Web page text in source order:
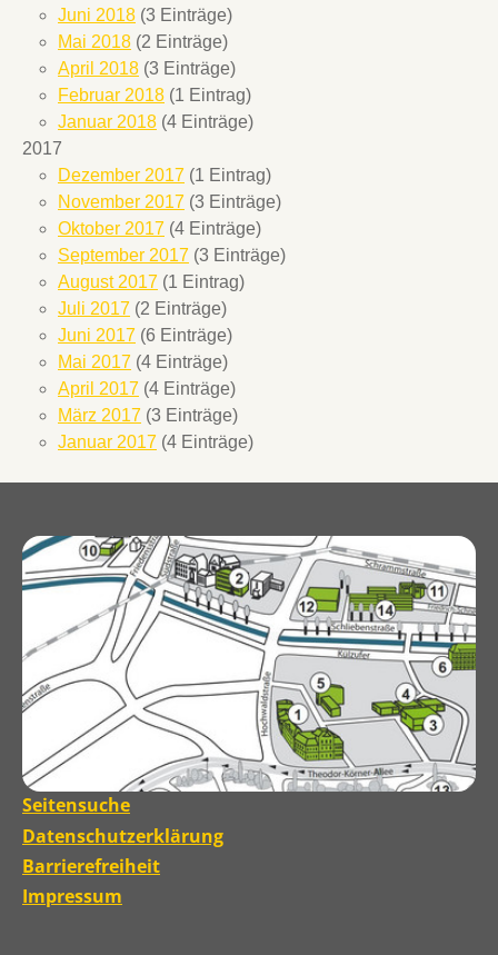
Juni 2018 (3 Einträge)
Mai 2018 (2 Einträge)
April 2018 (3 Einträge)
Februar 2018 (1 Eintrag)
Januar 2018 (4 Einträge)
2017
Dezember 2017 (1 Eintrag)
November 2017 (3 Einträge)
Oktober 2017 (4 Einträge)
September 2017 (3 Einträge)
August 2017 (1 Eintrag)
Juli 2017 (2 Einträge)
Juni 2017 (6 Einträge)
Mai 2017 (4 Einträge)
April 2017 (4 Einträge)
März 2017 (3 Einträge)
Januar 2017 (4 Einträge)
Seitensuche
Datenschutzerklärung
Barrierefreiheit
Impressum